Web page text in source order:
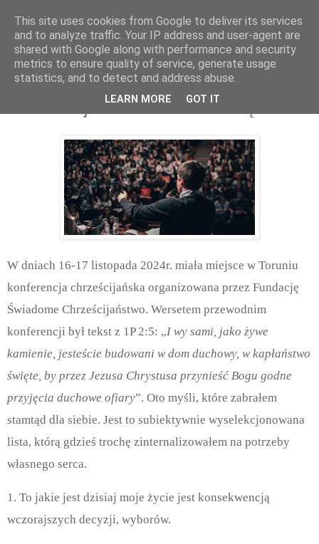
poniedziałek, listopada 25, 2024
Konferencja w Toruniu 2024. Część 1
W dniach 16-17 listopada 2024r. miała miejsce w Toruniu
konferencja chrześcijańska organizowana przez Fundację
Świadome Chrześcijaństwo. Wersetem przewodnim
konferencji był tekst z 1P 2:5: „I wy sami, jako żywe
kamienie, jesteście budowani w dom duchowy, w kapłaństwo
święte, by przez Jezusa Chrystusa przynieść Bogu godne
przyjęcia duchowe ofiary”. Oto myśli, które zabrałem
stamtąd dla siebie. Jest to subiektywnie wyselekcjonowana
lista, którą gdzieś trochę zinternalizowałem na potrzeby
własnego serca.
1. To jakie jest dzisiaj moje życie jest konsekwencją
wczorajszych decyzji, wyborów.
This site uses cookies from Google to deliver its services
and to analyze traffic. Your IP address and user-agent are
shared with Google along with performance and security
metrics to ensure quality of service, generate usage
statistics, and to detect and address abuse.
LEARN MORE GOT IT